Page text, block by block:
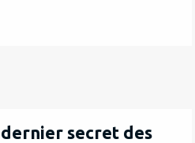
dernier secret des